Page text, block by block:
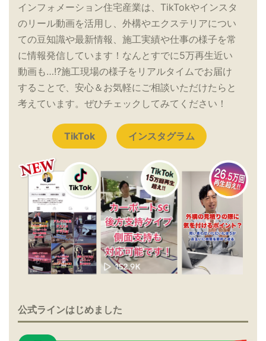
インフォメーション住宅産業は、TikTokやインスタ
のリール動画を活用し、外構やエクステリアについ
ての豆知識や最新情報、施工実績や仕事の様子を常
に情報発信しています！なんとすでに5万再生近い
動画も…!?施工現場の様子をリアルタイムでお届け
することで、安心＆お気軽にご相談いただけたらと
考えています。ぜひチェックしてみてください！
TikTok インスタグラム
公式ラインはじめました